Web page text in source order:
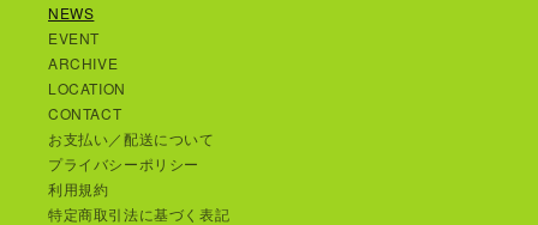
NEWS
EVENT
ARCHIVE
LOCATION
CONTACT
お支払い／配送について
プライバシーポリシー
利用規約
特定商取引法に基づく表記